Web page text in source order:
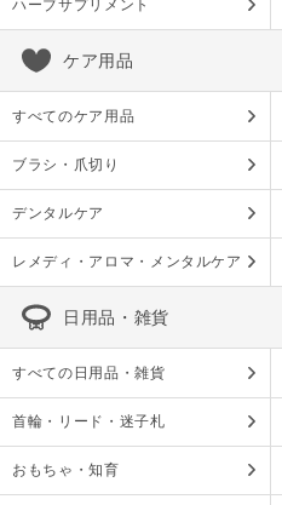
ハーブサプリメント
ケア用品
すべてのケア用品
ブラシ・爪切り
デンタルケア
レメディ・アロマ・メンタルケア
日用品・雑貨
すべての日用品・雑貨
首輪・リード・迷子札
おもちゃ・知育